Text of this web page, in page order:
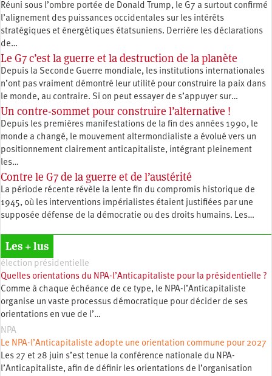
Réuni sous l’ombre portée de Donald Trump, le G7 a surtout confirmé
l’alignement des puissances occidentales sur les intérêts
stratégiques et énergétiques étatsuniens. Derrière les déclarations
de…
Le G7 c’est la guerre et la destruction de la planète
Depuis la Seconde Guerre mondiale, les institutions internationales
n’ont pas vraiment démontré leur utilité pour construire la paix dans
le monde, au contraire. Si on peut essayer de s’appuyer sur…
Un contre-sommet pour construire l’alternative !
Depuis les premières manifestations de la fin des années 1990, le
monde a changé, le mouvement altermondialiste a évolué vers un
positionnement clairement anticapitaliste, intégrant pleinement
les…
Contre le G7 de la guerre et de l’austérité
La période récente révèle la lente fin du compromis historique de
1945, où les interventions impérialistes étaient justifiées par une
supposée défense de la démocratie ou des droits humains. Les…
Les + lus
élection présidentielle
Quelles orientations du NPA-l’Anticapitaliste pour la présidentielle ?
Comme à chaque échéance de ce type, le NPA-l’Anticapitaliste
organise un vaste processus démocratique pour décider de ses
orientations en vue de l’…
NPA
Le NPA-l’Anticapitaliste adopte une orientation commune pour 2027
Les 27 et 28 juin s’est tenue la conférence nationale du NPA-
l’Anticapitaliste, afin de définir les orientations de l’organisation